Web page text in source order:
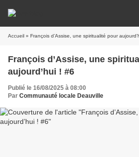
Accueil » François d’Assise, une spiritualité pour
François d’Assise, une
aujourd’hui ! #6
Publié le 16/08/2025 à 08:00
Par Communauté locale Deauville